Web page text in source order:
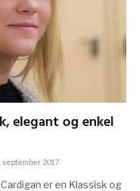
elegant og enkel
september 2017
er en Klassisk og